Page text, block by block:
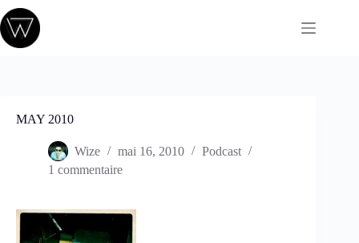
Passer
au
contenu
MAY 2010
Wize mai 16, 2010
Podcast
1 commentaire